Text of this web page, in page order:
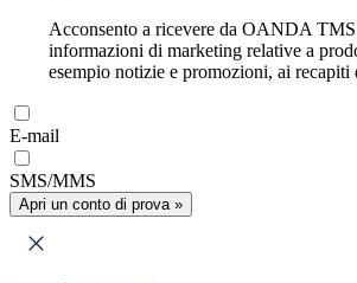
Acconsento a ricevere da OANDA
informazioni di marketing relative a
esempio notizie e promozioni, ai recapiti
E-mail
SMS/MMS
Apri un conto di prova »